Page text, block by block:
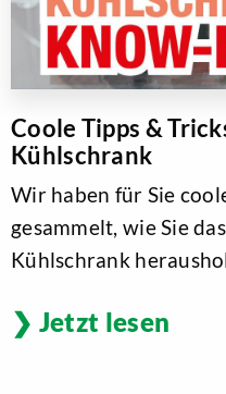
Coole Tipps &
Kühlschrank
Wir haben für Sie
gesammelt, wie Sie
Kühlschrank
Jetzt lesen